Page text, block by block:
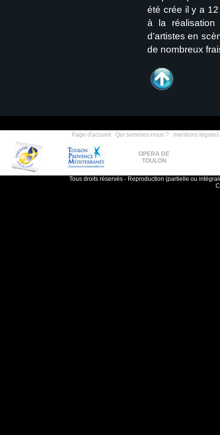
été crée il y a
à la réalisation
d’artistes en
de nombreux
Page d'accueil Qui sommes-nous ? mentions légales
OPERA DE
TOULON
Tous droits réservés - Reproduction (partielle ou